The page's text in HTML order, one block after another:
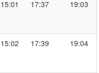
15:01 17:37 19:03
15:02 17:39 19:04